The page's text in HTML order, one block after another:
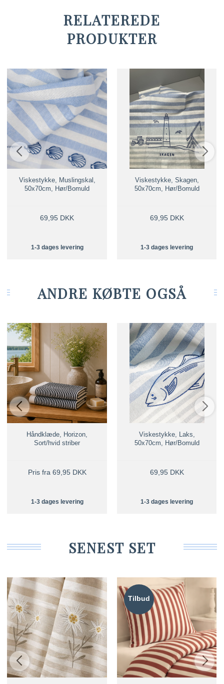
RELATEREDE
PRODUKTER
Viskestykke, Muslingskal,
50x70cm, Hør/Bomuld
69,95 DKK
1-3 dages levering
Viskestykke, Skagen,
50x70cm, Hør/Bomuld
69,95 DKK
1-3 dages levering
ANDRE KØBTE OGSÅ
Håndklæde, Horizon,
Sort/hvid striber
Pris fra 69,95 DKK
1-3 dages levering
Viskestykke, Laks,
50x70cm, Hør/Bomuld
69,95 DKK
1-3 dages levering
SENEST SET
Tilbud